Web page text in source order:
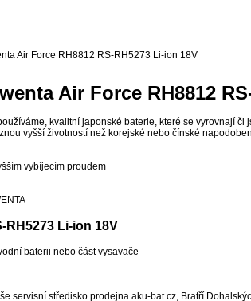
Air Force RH8812
kvalitní japonské baterie, které se vyrovnají
vyšší životností než korejské nebo čínské
vybíjecím proudem
RH5273 Li-ion 18V
baterii nebo část vysavače
servisní středisko prodejna aku-bat.cz, Bratří